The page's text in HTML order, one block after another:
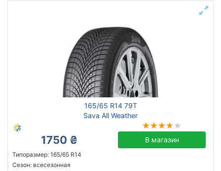
165/65 R14 79T
Sava All Weather
1750 ₴ В магазин
Типоразмер: 165/65 R14
Сезон: всесезонная